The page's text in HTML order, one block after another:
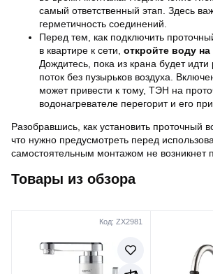
самый ответственный этап. Здесь
герметичность соединений.
Перед тем, как подключить
в квартире к сети, откройте воду
Дождитесь, пока из крана будет
поток без пузырьков воздуха.
может привести к тому, ТЭН на
водонагревателе перегорит и его
Разобравшись, как установить проточный
что нужно предусмотреть перед
самостоятельным монтажом не возникнет
Товары из обзора
Код: ZX2981